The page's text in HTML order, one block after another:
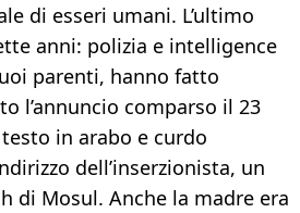
di esseri umani. L’ultimo
anni: polizia e intelligence
parenti, hanno fatto
l’annuncio comparso il 23
in arabo e curdo
dell’inserzionista, un
di Mosul. Anche la madre era